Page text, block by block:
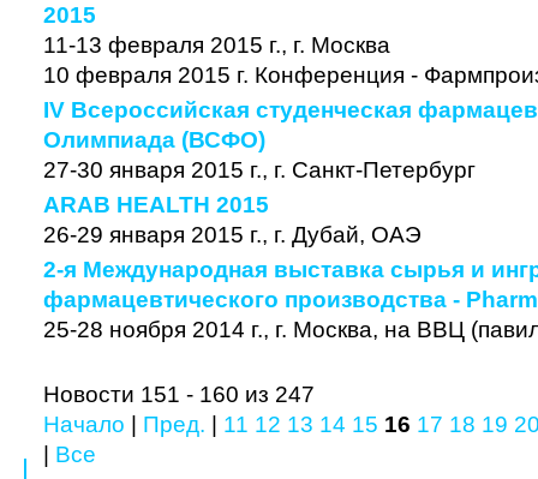
2015
11-13 февраля 2015 г., г. Москва
10 февраля 2015 г. Конференция -
IV Всероссийская студенческая
Олимпиада (ВСФО)
27-30 января 2015 г., г. Санкт-Петербург
ARAB HEALTH 2015
26-29 января 2015 г., г. Дубай, ОАЭ
2-я Международная выставка сырья и
фармацевтического производства -
25-28 ноября 2014 г., г. Москва, на ВВЦ
Новости 151 - 160 из 247
Начало
Пред. 11 12 13 14 15 16 17 18 19
Все